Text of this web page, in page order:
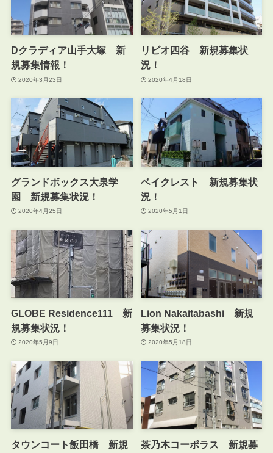
Dクラディア山手大塚 新
規募集情報！
2020年3月23日
リビオ四谷 新規募集状
況！
2020年4月18日
グランドボックス大泉学
園 新規募集状況！
2020年4月25日
ベイクレスト 新規募集状
況！
2020年5月1日
GLOBE Residence111 新
規募集状況！
2020年5月9日
Lion Nakaitabashi 新規
募集状況！
2020年5月18日
タウンコート飯田橋 新規
茶乃木コーポラス 新規募